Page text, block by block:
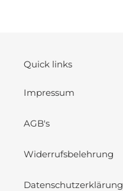
Quick links
Impressum
AGB's
Widerrufsbelehrung
Datenschutzerklärung